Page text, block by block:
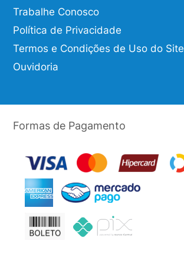
Trabalhe Conosco
Política de Privacidade
Termos e Condições de Uso do Site
Ouvidoria
Formas de Pagamento